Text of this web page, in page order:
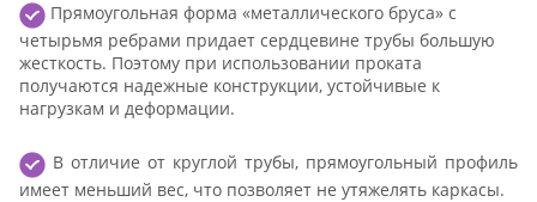
Прямоугольная форма «металлического бруса» с
четырьмя ребрами придает сердцевине трубы большую
жесткость. Поэтому при использовании проката
получаются надежные конструкции, устойчивые к
нагрузкам и деформации.
В отличие от круглой трубы, прямоугольный профиль
имеет меньший вес, что позволяет не утяжелять каркасы.